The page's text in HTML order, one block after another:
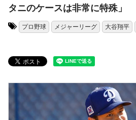
タニのケースは非常に特殊」
プロ野球 メジャーリーグ 大谷翔平